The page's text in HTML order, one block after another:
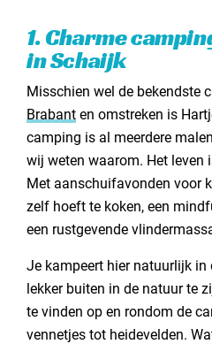
19. Camping 't Schaartven in
20. Camping bij Groen Geluk in
Nog meer mooie
1. Charme
in Schaijk
Misschien wel de bekendste
Brabant en omstreken is
camping is al meerdere
wij weten waarom. Het leven
Met aanschuifavonden voor
zelf hoeft te koken, een
een rustgevende
Je kampeert hier natuurlijk in
lekker buiten in de natuur te
te vinden op en rondom de
vennetjes tot heidevelden.